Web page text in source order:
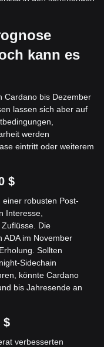
kann es
Cardano bis Dezember
lassen sich aber auf
werden
eintritt oder weiterem
$
einer robusten Post-
Interesse,
Die
ADA im November
Sollten
Sidechain
könnte Cardano
bis Jahresende an
$
verbesserten